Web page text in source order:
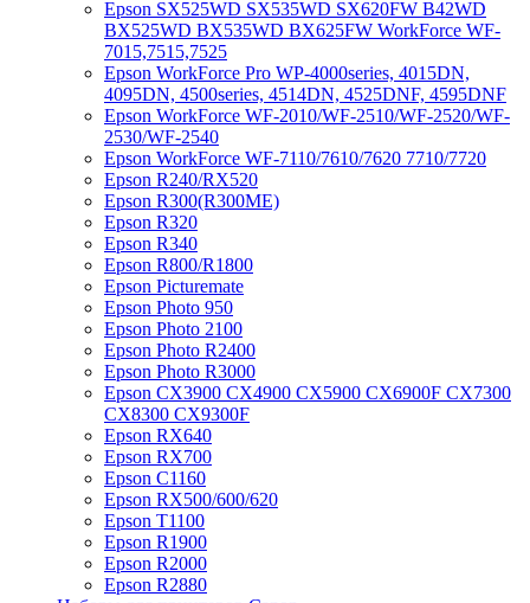
Epson SX525WD SX535WD SX620FW B42WD
BX525WD BX535WD BX625FW WorkForce WF-
7015,7515,7525
Epson WorkForce Pro WP-4000series, 4015DN,
4095DN, 4500series, 4514DN, 4525DNF, 4595DNF
Epson WorkForce WF-2010/WF-2510/WF-2520/WF-
2530/WF-2540
Epson WorkForce WF-7110/7610/7620 7710/7720
Epson R240/RX520
Epson R300(R300ME)
Epson R320
Epson R340
Epson R800/R1800
Epson Picturemate
Epson Photo 950
Epson Photo 2100
Epson Photo R2400
Epson Photo R3000
Epson CX3900 CX4900 CX5900 CX6900F CX7300
CX8300 CX9300F
Epson RX640
Epson RX700
Epson C1160
Epson RX500/600/620
Epson T1100
Epson R1900
Epson R2000
Epson R2880